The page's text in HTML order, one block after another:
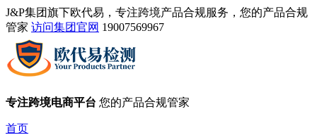
J&P集团旗下欧代易，专注跨境产品合规服务，您的产品合规
管家 访问集团官网 19007569967
专注跨境电商平台 您的产品合规管家
首页